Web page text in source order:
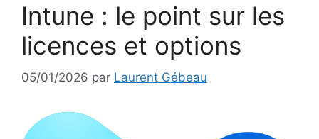
Intune : le point sur les
licences et options
05/01/2026 par Laurent Gébeau